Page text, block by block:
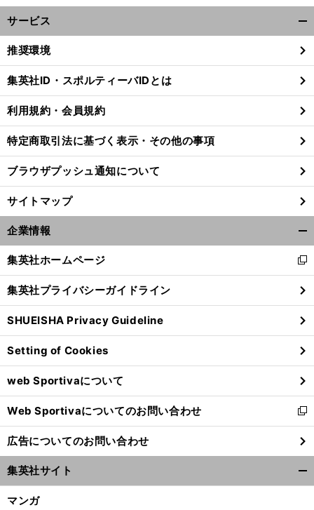
前
へ
サービス
閉
る
推奨環境
集英社ID・スポルティーバIDとは
利用規約・会員規約
特定商取引法に基づく表示・その他の事項
ブラウザプッシュ通知について
サイトマップ
企業情報
閉
る
集英社ホームページ
新
し
い
ウ
ィ
ン
ド
ウ
で
開
く
集英社プライバシーガイドライン
SHUEISHA Privacy Guideline
Setting of Cookies
web Sportivaについて
Web Sportivaについてのお問い合わせ
新
し
い
ウ
ィ
ン
広告についてのお問い合わせ
集英社サイト
マンガ